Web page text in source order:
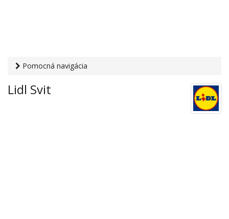
Pomocná navigácia
supermarkety
Lidl Svit